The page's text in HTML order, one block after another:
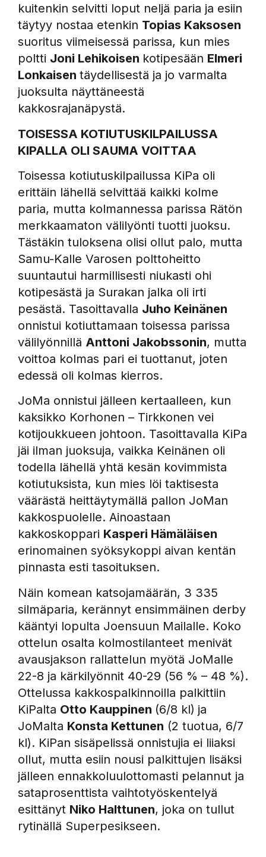
kuitenkin selvitti loput neljä paria ja esiin
täytyy nostaa etenkin Topias Kaksosen
suoritus viimeisessä parissa, kun mies
poltti Joni Lehikoisen kotipesään Elmeri
Lonkaisen täydellisestä ja jo varmalta
juoksulta näyttäneestä
kakkosrajanäpystä.
TOISESSA KOTIUTUSKILPAILUSSA
KIPALLA OLI SAUMA VOITTAA
Toisessa kotiutuskilpailussa KiPa oli
erittäin lähellä selvittää kaikki kolme
paria, mutta kolmannessa parissa Rätön
merkkaamaton välilyönti tuotti juoksu.
Tästäkin tuloksena olisi ollut palo, mutta
Samu-Kalle Varosen polttoheitto
suuntautui harmillisesti niukasti ohi
kotipesästä ja Surakan jalka oli irti
pesästä. Tasoittavalla Juho Keinänen
onnistui kotiuttamaan toisessa parissa
välilyönnillä Anttoni Jakobssonin, mutta
voittoa kolmas pari ei tuottanut, joten
edessä oli kolmas kierros.
JoMa onnistui jälleen kertaalleen, kun
kaksikko Korhonen – Tirkkonen vei
kotijoukkueen johtoon. Tasoittavalla KiPa
jäi ilman juoksuja, vaikka Keinänen oli
todella lähellä yhtä kesän kovimmista
kotiutuksista, kun mies löi taktisesta
väärästä heittäytymällä pallon JoMan
kakkospuolelle. Ainoastaan
kakkoskoppari Kasperi Hämäläisen
erinomainen syöksykoppi aivan kentän
pinnasta esti tasoituksen.
Näin komean katsojamäärän, 3 335
silmäparia, kerännyt ensimmäinen derby
kääntyi lopulta Joensuun Mailalle. Koko
ottelun osalta kolmostilanteet menivät
avausjakson rallattelun myötä JoMalle
22-8 ja kärkilyönnit 40-29 (56 % – 48 %).
Ottelussa kakkospalkinnoilla palkittiin
KiPalta Otto Kauppinen (6/8 kl) ja
JoMalta Konsta Kettunen (2 tuotua, 6/7
kl). KiPan sisäpelissä onnistujia ei liiaksi
ollut, mutta esiin nousi palkittujen lisäksi
jälleen ennakkoluulottomasti pelannut ja
sataprosenttista vaihtotyöskentelyä
esittänyt Niko Halttunen, joka on tullut
rytinällä Superpesikseen.